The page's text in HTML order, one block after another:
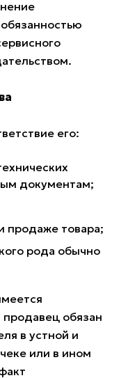
его:
документам;
продаже товара;
рода обычно
продавец обязан
в устной и
или в ином